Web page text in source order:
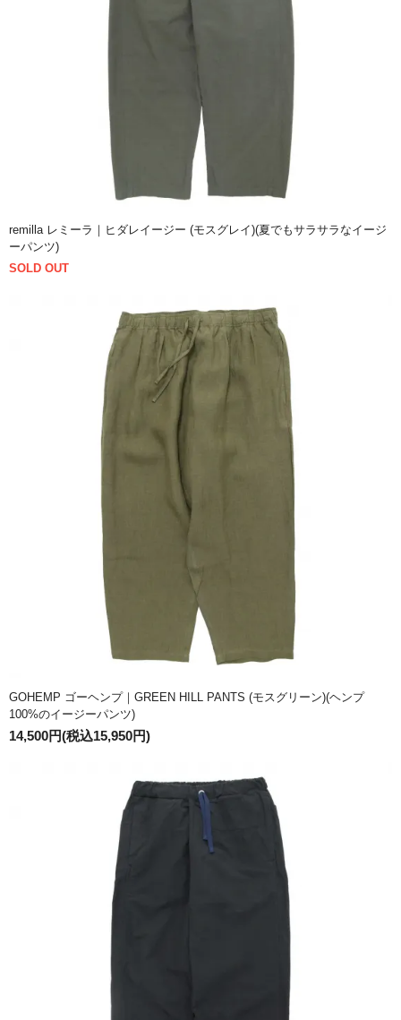
remilla レミーラ｜ヒダレイージー (モスグレイ)(夏でもサラサラなイージ
ーパンツ)
SOLD OUT
GOHEMP ゴーヘンプ｜GREEN HILL PANTS (モスグリーン)(ヘンプ
100%のイージーパンツ)
14,500円(税込15,950円)